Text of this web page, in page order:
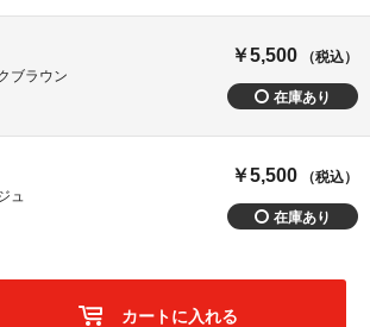
ブラウン
￥5,500 （税込）
ュ
￥5,500 （税込）
カートに入れる